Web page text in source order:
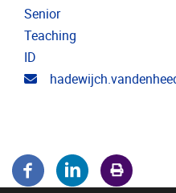
Senior
Teaching
ID
Email address